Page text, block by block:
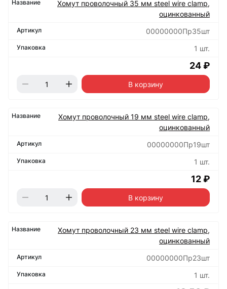
Хомут проволочный 35 мм steel wire clamp,
оцинкованный
00000000Пр35шт
1 шт.
24 ₽
В корзину
Хомут проволочный 19 мм steel wire clamp,
оцинкованный
00000000Пр19шт
1 шт.
12 ₽
В корзину
Хомут проволочный 23 мм steel wire clamp,
оцинкованный
00000000Пр23шт
1 шт.